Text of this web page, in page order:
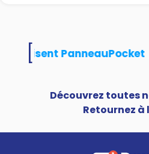
utilisent PanneauPocket
Découvrez toutes
Retournez